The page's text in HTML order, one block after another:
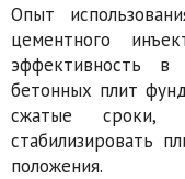
Опыт
цементного
эффективность в
бетонных плит
сжатые сроки,
стабилизировать
положения.